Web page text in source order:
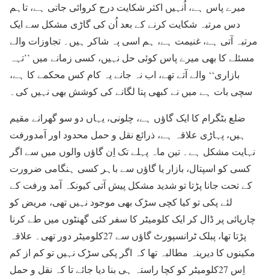
میرے پاس ہے، اُنہیں اکثر شکایت درج کروائی جاتی ہے، تاہم
دس مرتبہ شکایت کرنے کے بعد اُن کی گاڑی مشکل سے ایک
مرتبہ آتی ہے، غنیمت ہے، ہم اسی پہ شاکر ہیں۔ تجاوزات والے
مسئلے کا بھی میرے پاس کوئی حل نہیں، کسی زمانے میں ’’تہہ
بازاری‘‘ والے آتے تھے، اب نہ جانے یہ کام کس محکمے کا ہے،
سچی بات ہے میں نے کبھی پتا لگانے کی کوشش بھی نہیں کی۔
ضلع بٹگرام کا ایک گاؤں ہے، چلونی، یہاں دو سو گھرانے مقیم
ہیں، پہاڑی علاقہ ہے، ذرائع نقل و حمل محدود اور آمدورفت
نہایت مشکل ہے۔ تین ماہ پہلے تک اِن گاؤں والوں میں سے اگر
کسی کو اسپتال، بازار یا گاؤں سے باہر کسی ہنگامی ضرورت
کے تحت جانا پڑتا تو شدید مشکل پیش آتی کیونکہ آمد ورفت کے
لئے پکی تو کیا کچی سڑک بھی موجود نہیں تھی، مریض کو
چارپائی پر ڈال کر ایک کلومیٹر کا سفر کئی گھنٹوں میں طے کرنا
پڑتا تھا، پبلک ٹرانسپورٹ گاؤں سے 27کلومیٹر دور تھی۔ علاقہ
مکینوں کا دیرینہ مطالبہ تھا کہ اگر پکی سڑک نہیں تو کم از کم
اِس 27کلومیٹر کو کچا راستہ ہی بنا دیا جائے تا کہ نقل و حمل